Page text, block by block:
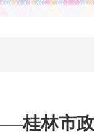
桂林市